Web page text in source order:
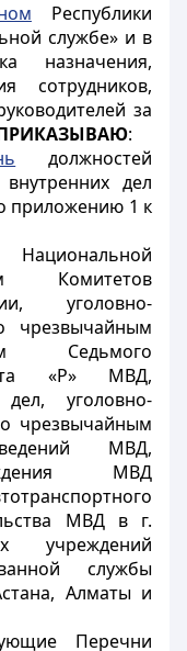
Республики
службе» и в
назначения,
сотрудников,
за
:
должностей
дел
приложению 1 к
Комитетов
уголовно-
чрезвычайным
Седьмого
«Р» МВД,
дел, уголовно-
чрезвычайным
МВД,
МВД
МВД в г.
учреждений
службы
Алматы и
Перечни